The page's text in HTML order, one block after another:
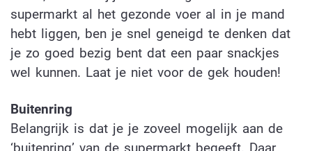
supermarkt al het gezonde voer al in je mand
hebt liggen, ben je snel geneigd te denken dat
je zo goed bezig bent dat een paar snackjes
wel kunnen. Laat je niet voor de gek houden!
Buitenring
Belangrijk is dat je je zoveel mogelijk aan de
‘buitenring’ van de supermarkt begeeft. Daar